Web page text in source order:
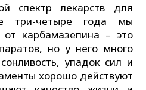
спектр лекарств для
три-четыре года мы
карбамазепина – это
но у него много
упадок сил и
хорошо действуют